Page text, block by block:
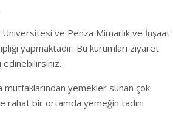
ve Penza Mimarlık ve İnşaat
yapmaktadır. Bu kurumları ziyaret
edinebilirsiniz.
yemekler sunan çok
rahat bir ortamda yemeğin tadını